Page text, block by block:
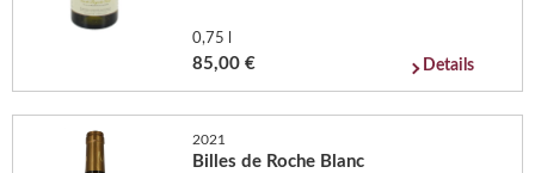
0,75 l
85,00 € Details
2021
Billes de Roche Blanc